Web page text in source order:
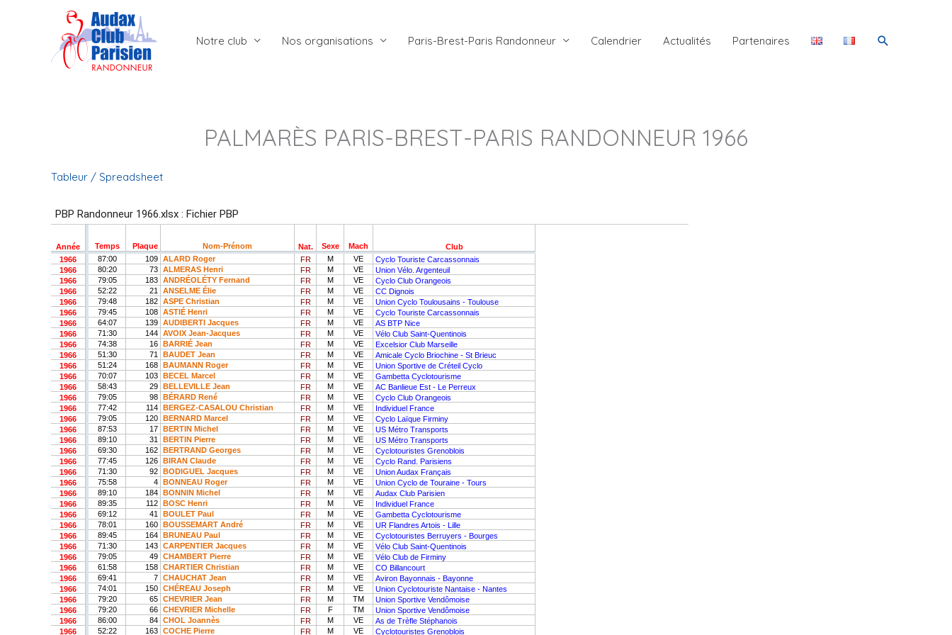
Notre club Nos organisations Paris-Brest-Paris Randonneur Calendrier Actualités Partenaires Rechercher
PALMARÈS PARIS-BREST-PARIS RANDONNEUR 1966
Tableur / Spreadsheet